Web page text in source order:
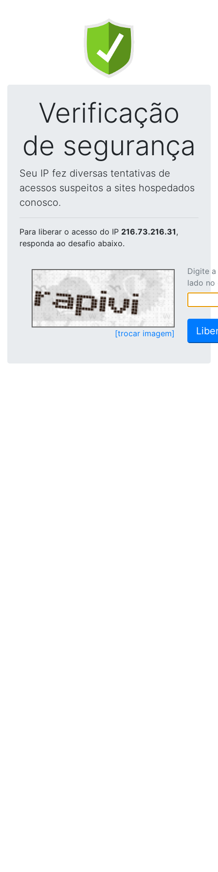
Verificação
de segurança
Seu IP fez diversas tentativas de
acessos suspeitos a sites hospedados
conosco.
Para liberar o acesso do IP 216.73.216.31,
responda ao desafio abaixo.
[trocar imagem]
Digite
lado no